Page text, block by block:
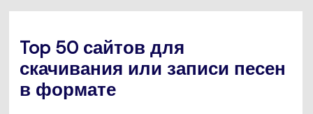
Top 50 сайтов для
скачивания или записи песен
в формате